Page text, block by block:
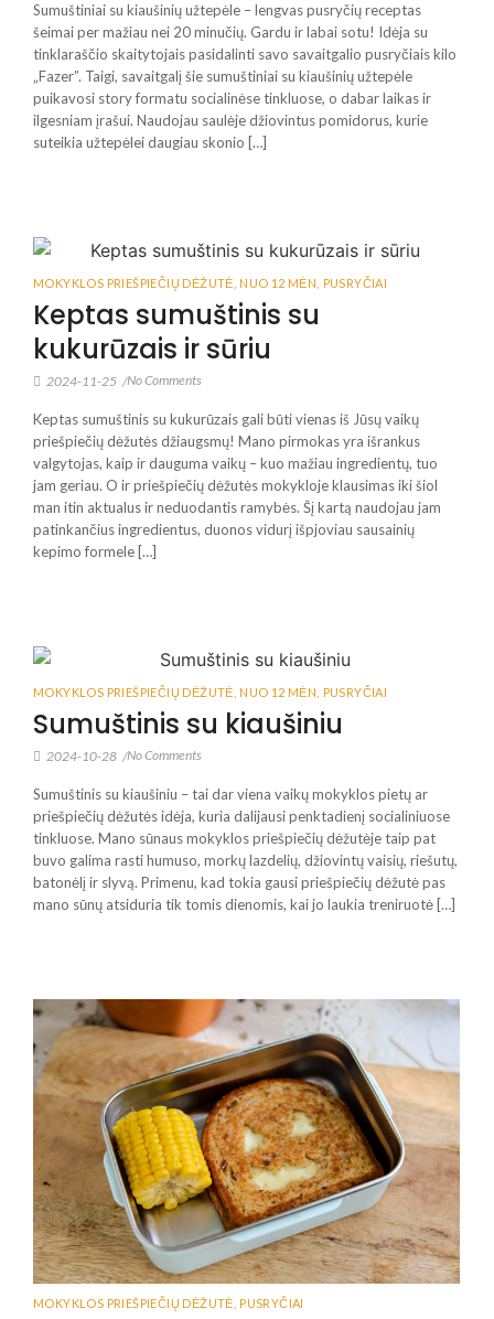
Sumuštiniai su kiaušinių užtepėle – lengvas pusryčių receptas
šeimai per mažiau nei 20 minučių. Gardu ir labai sotu! Idėja su
tinklaraščio skaitytojais pasidalinti savo savaitgalio pusryčiais kilo
„Fazer”. Taigi, savaitgalį šie sumuštiniai su kiaušinių užtepėle
puikavosi story formatu socialinėse tinkluose, o dabar laikas ir
ilgesniam įrašui. Naudojau saulėje džiovintus pomidorus, kurie
suteikia užtepėlei daugiau skonio […]
MOKYKLOS PRIEŠPIEČIŲ DĖŽUTĖ NUO 12 MĖN PUSRYČIAI
Keptas sumuštinis su
kukurūzais ir sūriu
2024-11-25 /No Comments
Keptas sumuštinis su kukurūzais gali būti vienas iš Jūsų vaikų
priešpiečių dėžutės džiaugsmų! Mano pirmokas yra išrankus
valgytojas, kaip ir dauguma vaikų – kuo mažiau ingredientų, tuo
jam geriau. O ir priešpiečių dėžutės mokykloje klausimas iki šiol
man itin aktualus ir neduodantis ramybės. Šį kartą naudojau jam
patinkančius ingredientus, duonos vidurį išpjoviau sausainių
kepimo formele […]
MOKYKLOS PRIEŠPIEČIŲ DĖŽUTĖ NUO 12 MĖN PUSRYČIAI
Sumuštinis su kiaušiniu
2024-10-28 /No Comments
Sumuštinis su kiaušiniu – tai dar viena vaikų mokyklos pietų ar
priešpiečių dėžutės idėja, kuria dalijausi penktadienį socialiniuose
tinkluose. Mano sūnaus mokyklos priešpiečių dėžutėje taip pat
buvo galima rasti humuso, morkų lazdelių, džiovintų vaisių, riešutų,
batonėlį ir slyvą. Primenu, kad tokia gausi priešpiečių dėžutė pas
mano sūnų atsiduria tik tomis dienomis, kai jo laukia treniruotė […]
MOKYKLOS PRIEŠPIEČIŲ DĖŽUTĖ PUSRYČIAI